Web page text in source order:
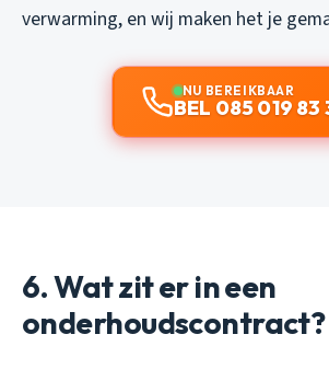
verwarming, en wij maken het je
NU BEREIKBAAR
BEL 085 019 83
6. Wat zit er in een
onderhoudscontract?